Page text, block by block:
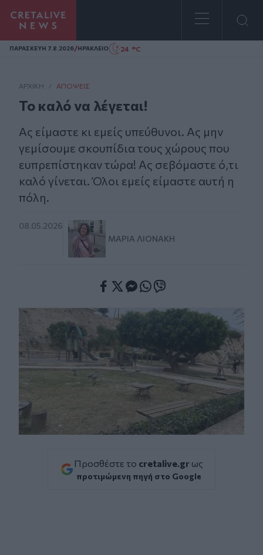
Homepage
ΠΑΡΑΣΚΕΥΗ 7.8.2026/ΗΡΑΚΛΕΙΟ 24 °C
ΑΡΧΙΚΗ / ΑΠΌΨΕΙΣ
Το καλό να λέγεται!
Ας είμαστε κι εμείς υπεύθυνοι. Ας μην
γεμίσουμε σκουπίδια τους χώρους που
ευπρεπίστηκαν τώρα! Ας σεβόμαστε ό,τι
καλό γίνεται. Όλοι εμείς είμαστε αυτή η
πόλη.
08.05.2026
ΜΑΡΊΑ ΛΙΟΝΆΚΗ
Προσθέστε το cretalive.gr ως
προτιμώμενη πηγή στο Google